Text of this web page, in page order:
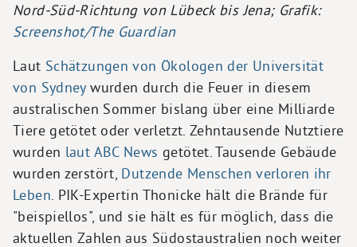
Nord-Süd-Richtung von Lübeck bis Jena; Grafik:
Screenshot/The Guardian
Laut Schätzungen von Ökologen der Universität
von Sydneywurden durch die Feuer in diesem
australischen Sommer bislang über eine Milliarde
Tiere getötet oder verletzt. Zehntausende Nutztiere
wurden laut ABC News getötet. Tausende Gebäude
wurden zerstört, Dutzende Menschen verloren ihr
Leben. PIK-Expertin Thonicke hält die Brände für
"beispiellos", und sie hält es für möglich, dass die
aktuellen Zahlen aus Südostaustralien noch weiter